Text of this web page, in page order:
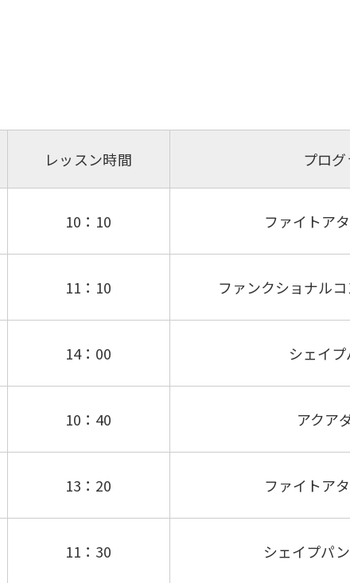
レッスン時間 プログ
10：10 ファイトア
11：10 ファンクショナル
14：00 シェイ
10：40 アクア
13：20 ファイトア
11：30 シェイプパ